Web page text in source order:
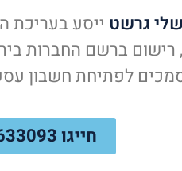
גרשט ייסע בעריכת
ברשם החברות
לפתיחת חשבון
חייגו 052-8633093